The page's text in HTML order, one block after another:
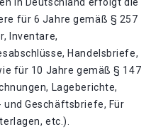
für 6 Jahre gemäß § 257
Inventare,
Handelsbriefe,
für 10 Jahre gemäß § 147
Lageberichte,
und Geschäftsbriefe, Für
etc.).